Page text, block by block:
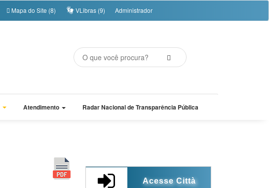
Mapa do Site (8) VLibras (9) Administrador
Atendimento Radar Nacional de Transparência Pública
Acesse Città